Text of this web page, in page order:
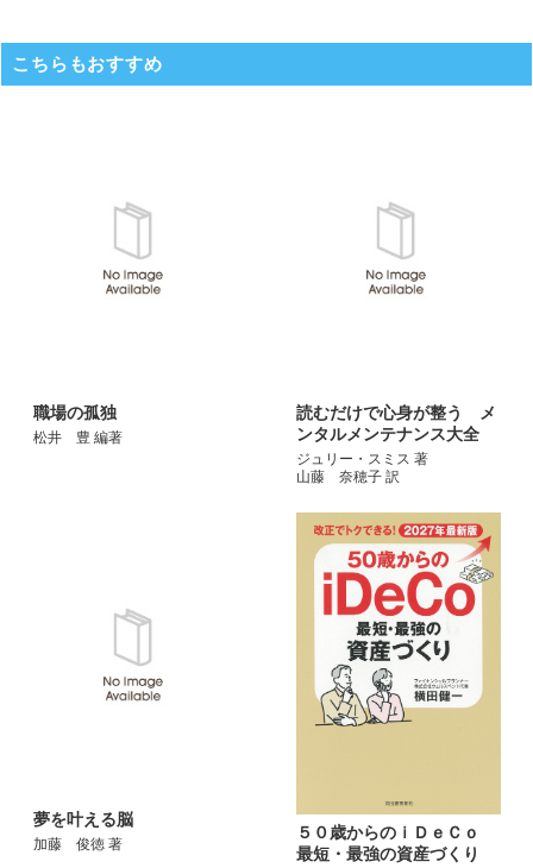
こちらもおすすめ
職場の孤独
松井 豊 編著
読むだけで心身が整う メ
ンタルメンテナンス大全
ジュリー・スミス 著
山藤 奈穂子 訳
夢を叶える脳
加藤 俊徳 著
５０歳からのｉＤｅＣｏ
最短・最強の資産づくり